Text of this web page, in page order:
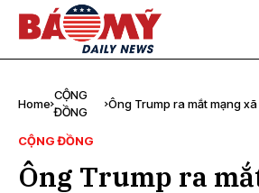
Home
CỘNG
ĐỒNG
Ông Trump ra mắt mạng
CỘNG ĐỒNG
Ông Trump ra